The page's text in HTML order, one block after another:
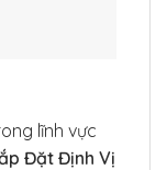
lĩnh vực
Đặt Định Vị